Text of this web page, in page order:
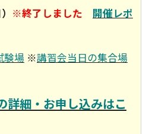
※終了しました
開催レポ
験場 ※講習会当日の集合場
詳細・お申し込みはこ